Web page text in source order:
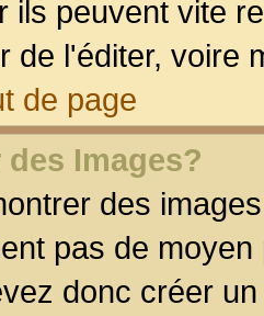
ils peuvent vite
de l'éditer, voire
de page
Images?
des
pas de
donc créer